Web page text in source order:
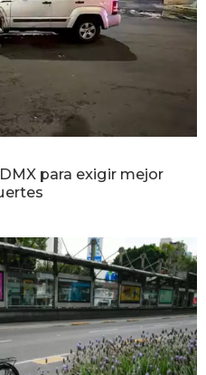
para exigir mejor